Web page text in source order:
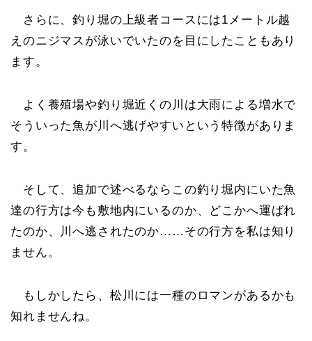
さらに、釣り堀の上級者コースには1メートル越
えのニジマスが泳いでいたのを目にしたこともあり
ます。
よく養殖場や釣り堀近くの川は大雨による増水で
そういった魚が川へ逃げやすいという特徴がありま
す。
そして、追加で述べるならこの釣り堀内にいた魚
達の行方は今も敷地内にいるのか、どこかへ運ばれ
たのか、川へ逃されたのか……その行方を私は知り
ません。
もしかしたら、松川には一種のロマンがあるかも
知れませんね。